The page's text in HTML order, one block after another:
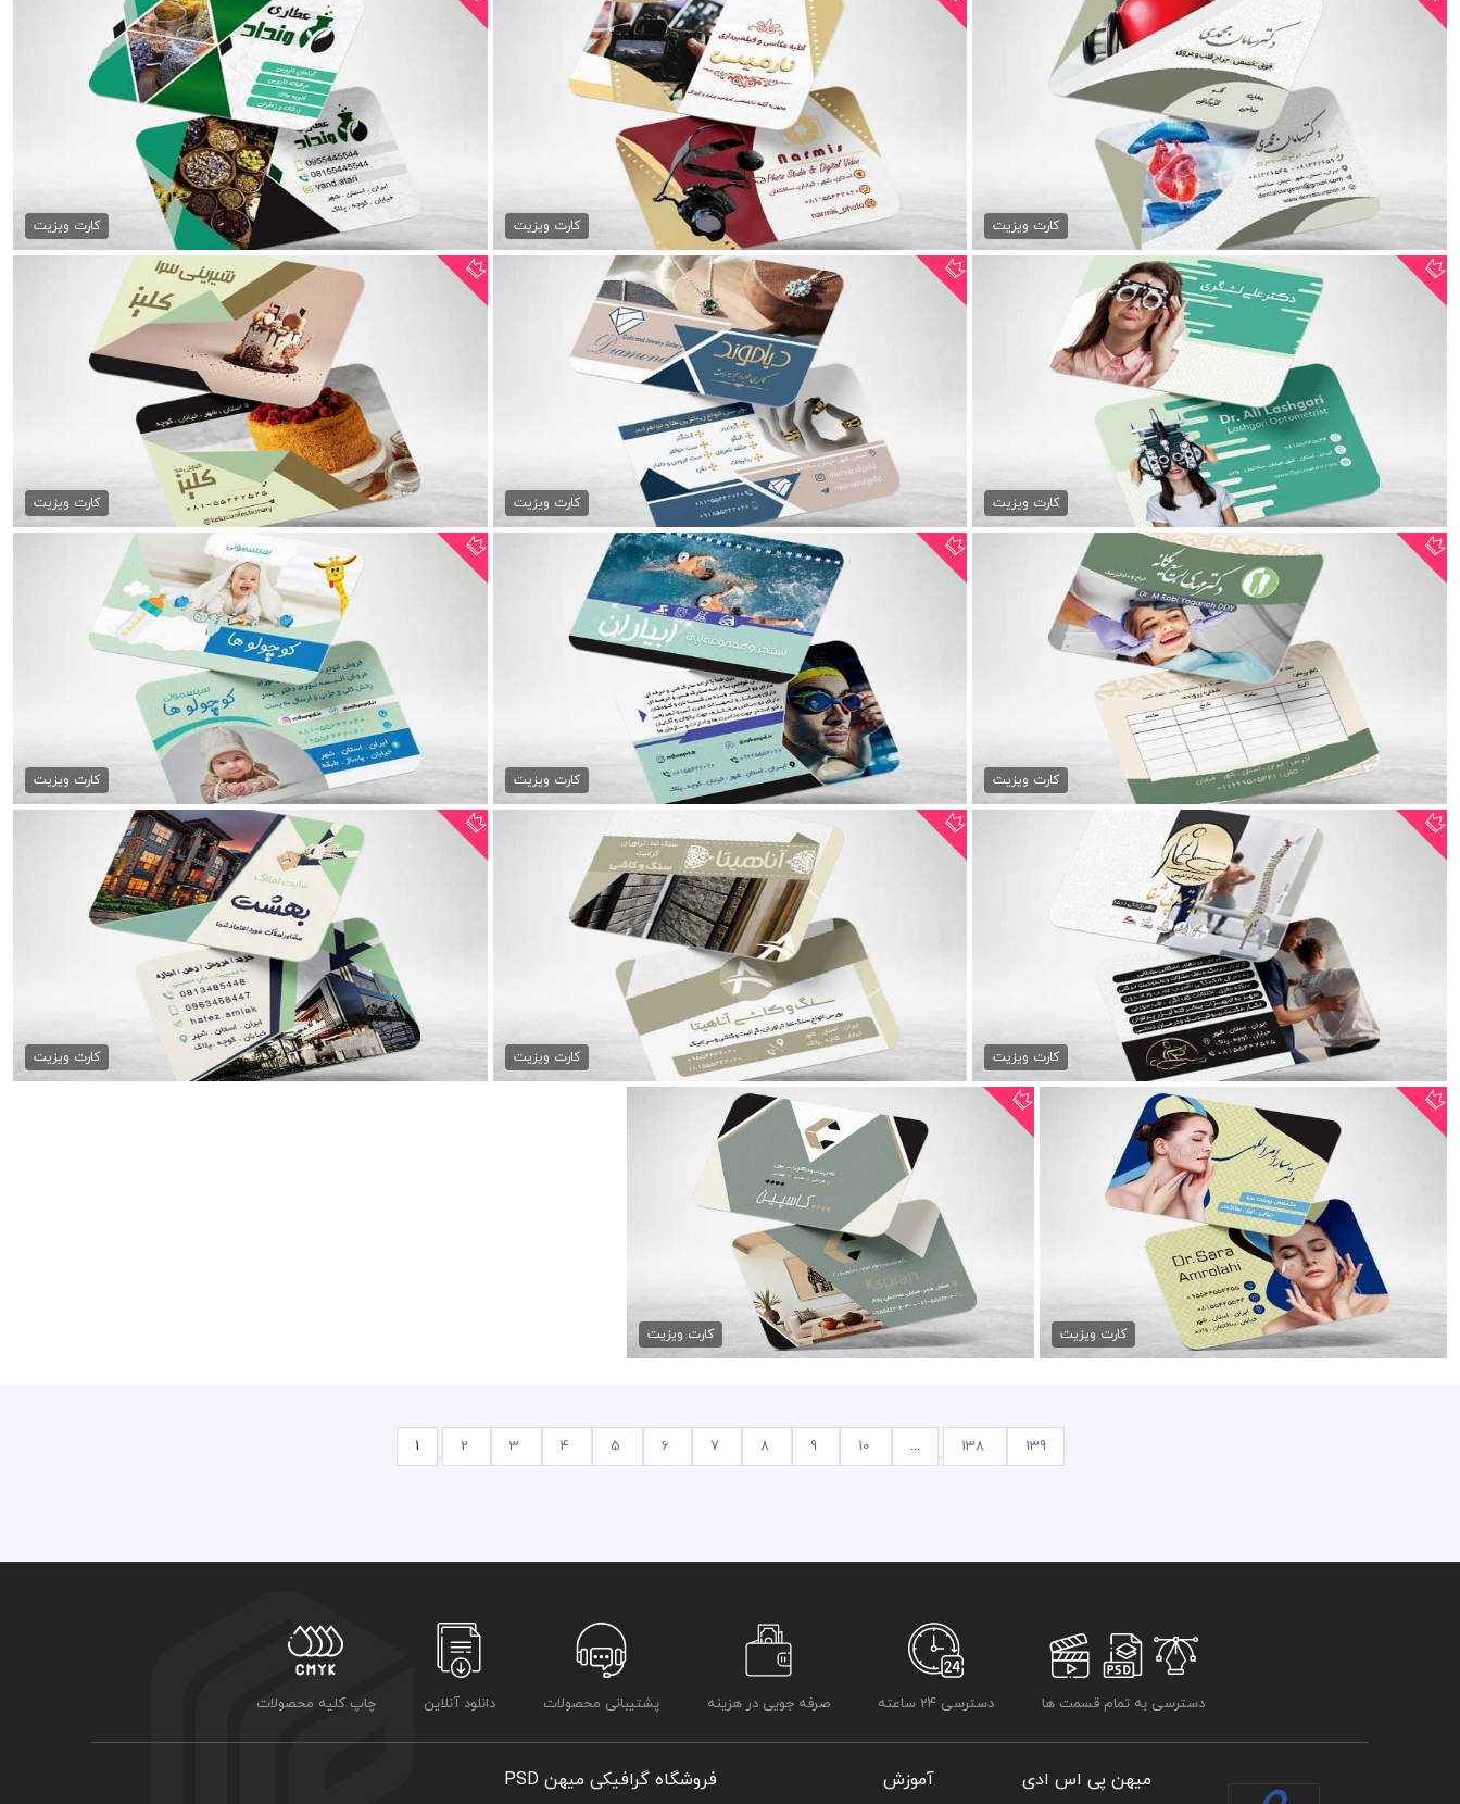
کارت ویزیت متخصص قلب
79,000 تومان
کارت ویزیت
کارت ویزیت آتلیه عکاسی psd
79,000 تومان
کارت ویزیت
کارت ویزیت عطاری psd
79,000 تومان
کارت ویزیت
کارت ویزیت متخصص بینایی...
79,000 تومان
کارت ویزیت
طرح کارت ویزیت زیورآلات
79,000 تومان
کارت ویزیت
کارت ویزیت شیرینی فروشی
79,000 تومان
کارت ویزیت
کارت ویزیت نوبت دندانپزشکی
79,000 تومان
کارت ویزیت
طرح کارت ویزیت مجموعه آبی
79,000 تومان
کارت ویزیت
کارت ویزیت سیسمونی نوزاد
کارت ویزیت
کارت ویزیت لایه باز...
79,000 تومان
کارت ویزیت
کارت ویزیت فروشگاه سنگ...
79,000 تومان
کارت ویزیت
کارت ویزیت بنگاه مسکن
79,000 تومان
کارت ویزیت
کارت ویزیت پزشک پوست و مو
79,000 تومان
کارت ویزیت
کارت ویزیت لایه باز...
79,000 تومان
کارت ویزیت
1 2 3 4 5 6 7 8 9 10 ... 138 139
دسترسی به تمام قسمت ها دسترسی 24 ساعته صرفه جویی در هزینه پشتیبانی محصولات دانلود آنلاین چاپ کلیه محصولات
میهن پی اس ادی آموزش فروشگاه گرافیکی میهن PSD